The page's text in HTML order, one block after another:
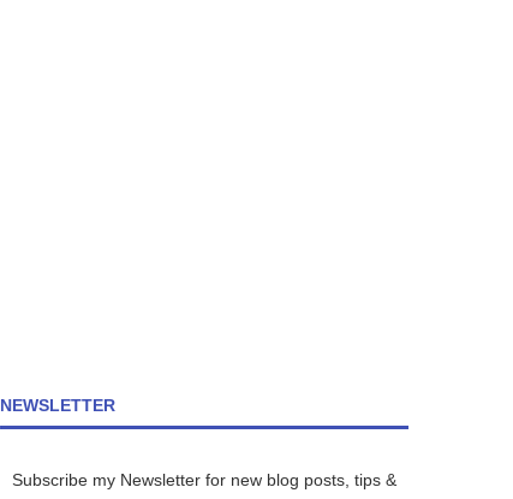
NEWSLETTER
Subscribe my Newsletter for new blog posts, tips &